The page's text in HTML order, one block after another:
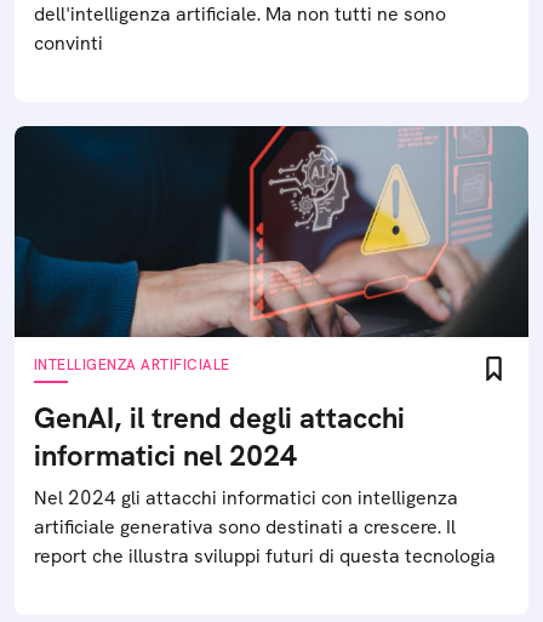
dell'intelligenza artificiale. Ma non tutti ne sono
convinti
INTELLIGENZA ARTIFICIALE
GenAI, il trend degli attacchi
informatici nel 2024
Nel 2024 gli attacchi informatici con intelligenza
artificiale generativa sono destinati a crescere. Il
report che illustra sviluppi futuri di questa tecnologia